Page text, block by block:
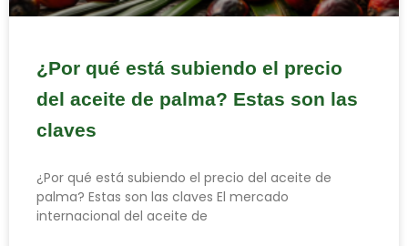
¿Por qué está subiendo el precio
del aceite de palma? Estas son las
claves
¿Por qué está subiendo el precio del aceite de
palma? Estas son las claves El mercado
internacional del aceite de